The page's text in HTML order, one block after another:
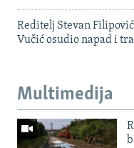
Reditelj Stevan
Vučić osudio napad i
Multimedija